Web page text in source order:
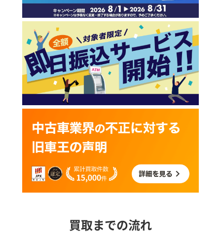
買取までの流れ